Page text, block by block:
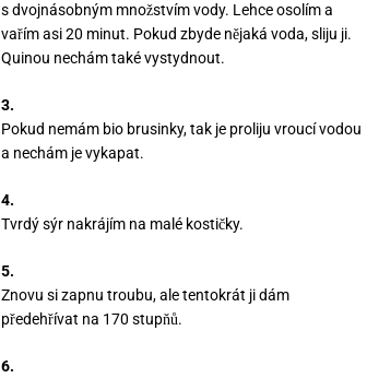
s dvojnásobným množstvím vody. Lehce osolím a
vařím asi 20 minut. Pokud zbyde nějaká voda, sliju ji.
Quinou nechám také vystydnout.
3.
Pokud nemám bio brusinky, tak je proliju vroucí vodou
a nechám je vykapat.
4.
Tvrdý sýr nakrájím na malé kostičky.
5.
Znovu si zapnu troubu, ale tentokrát ji dám
předehřívat na 170 stupňů.
6.